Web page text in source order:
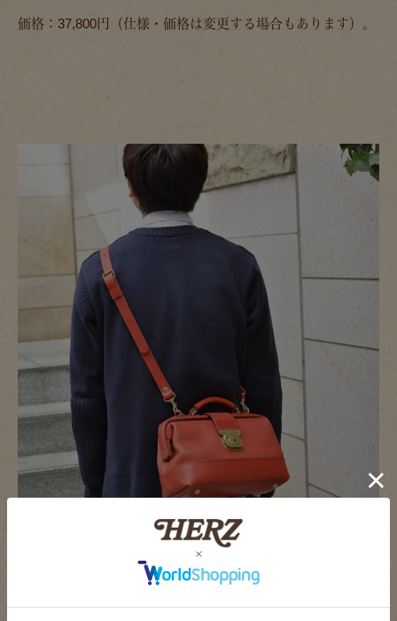
価格：37,800円（仕様・価格は変更する場合もあります）。